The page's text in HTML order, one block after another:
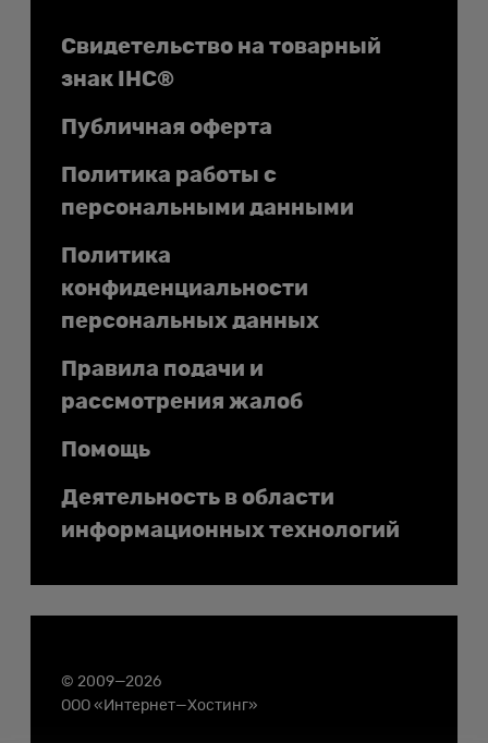
Документы
Свидетельство на товарный
знак IHC®
Публичная оферта
Политика работы с
персональными данными
Политика
конфиденциальности
персональных данных
Правила подачи и
рассмотрения жалоб
Помощь
Деятельность в области
информационных технологий
© 2009—2026
ООО «Интернет—Хостинг»